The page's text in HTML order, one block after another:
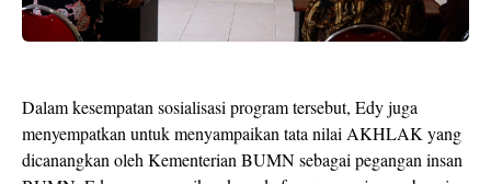
Dalam kesempatan sosialisasi program tersebut, Edy juga
menyempatkan untuk menyampaikan tata nilai AKHLAK yang
dicanangkan oleh Kementerian BUMN sebagai pegangan insan